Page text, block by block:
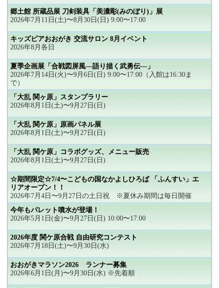
郷土館 所蔵品展 刀剣装具「美濃彫(みのぼり)」展
2026年7月11日(土)〜8月30日(日) 9:00〜17:00
キッズピアおおがき 交流サロン 8月イベント
2026年8月各日
夏季企画展「合戦図屏風―語り描く武勇伝―」
2026年7月14日(火)〜9月6日(日) 9:00〜17:00（入館は16:30ま
で）
「大乱 関ヶ原」スタンプラリー
2026年8月1日(土)〜9月27日(日)
「大乱 関ケ原」原画パネル展
2026年8月1日(土)〜9月27日(日)
「大乱 関ケ原」コラボグッズ、メニュー販売
2026年8月1日(土)〜9月27日(日)
☆期間限定☆7/4〜こどもの国なかよしひろば 「ふんすい」エ
リアオープン！！
2026年7月4日〜9月27日の土日祝 ※夏休み期間は毎日開催
今年もパレット噴水が登場！
2026年5月1日(金)〜9月27日(日) 10:00〜17:00
2026年度 関ケ原合戦 自由研究コンテスト
2026年7月18日(土)〜9月30日(水)
おおがきマラソン2026 ランナー募集
2026年6月1日(月)〜9月30日(水) ※先着順